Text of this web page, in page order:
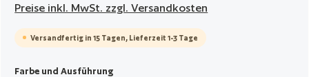
Preise inkl. MwSt. zzgl. Versandkosten
Versandfertig in 15 Tagen, Lieferzeit 1-3 Tage
Farbe und Ausführungauswählen